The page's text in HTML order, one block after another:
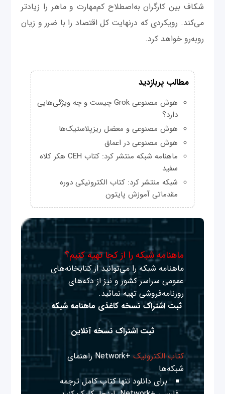
شکاف بین کارگران به‌اصطلاح کم‌مهارت و ماهر را زیادتر
می‌کند. رویکردی که درنهایت کل اقتصاد را با ضرر و زیان
روبه‌رو خواهد کرد.
مطالب پربازدید
هوش مصنوعی Grok چیست و چه ویژگی‌هایی
دارد؟
هوش مصنوعی و معضل ریزپلاستیک‌ها
هوش مصنوعی در اعماق
ماهنامه شبکه منتشر کرد: کتاب CEH هکر کلاه
سفید
شبکه منتشر کرد: کتاب الکترونیکی دوره
مقدماتی آموزش پایتون
ماهنامه شبکه را از کجا تهیه کنیم؟
ماهنامه شبکه را می‌توانید از کتابخانه‌های
عمومی سراسر کشور و نیز از دکه‌های
روزنامه‌فروشی تهیه نمائید.
ثبت اشتراک نسخه کاغذی ماهنامه شبکه
ثبت اشتراک نسخه آنلاین
کتاب الکترونیک
+Network راهنمای
شبکه‌ها
برای دانلود تنها کتاب کامل ترجمه